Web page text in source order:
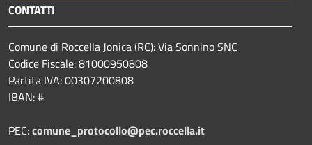
CONTATTI
Comune di Roccella Jonica (RC): Via Sonnino SNC
Codice Fiscale: 81000950808
Partita IVA: 00307200808
IBAN: #
PEC:comune_protocollo@pec.roccella.it